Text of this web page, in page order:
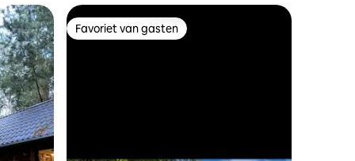
Favoriet van gasten
Favoriet van gasten